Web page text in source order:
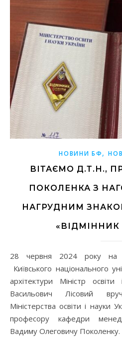
НОВИНИ БФ,
ВІТАЄМО Д.Т.Н.,
ПОКОЛЕНКА З
НАГРУДНИМ
«ВІДМІННИК
28 червня 2024 року на засіданні вченої ради
Київського національного
архітектури Міністр
Васильович Лісовий
Міністерства освіти і науки
професору кафедри
Вадиму Олеговичу